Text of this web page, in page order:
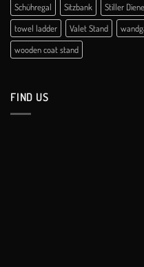
Schühregal
Sitzbank Stiller
towel ladder
Valet Stand
wooden coat stand
FIND US